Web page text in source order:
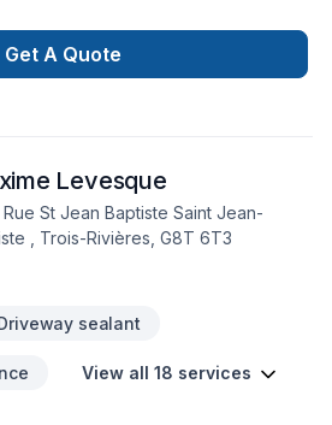
septique, Horticulture, Irrigation,
Paysagement, Piscine, Tourbe,
Bas St-Laurent,Gaspésie–Îles-
avec vous pour concrétiser votre
Get A Quote
Levesque
St Jean Baptiste Saint Jean-
, Trois-Rivières, G8T 6T3
sealant
View all 18 services